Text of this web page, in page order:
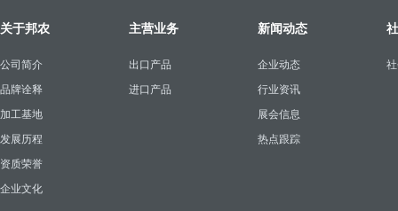
关于邦农
公司简介
品牌诠释
加工基地
发展历程
资质荣誉
企业文化
主营业务
出口产品
进口产品
新闻动态
企业动态
行业资讯
展会信息
热点跟踪